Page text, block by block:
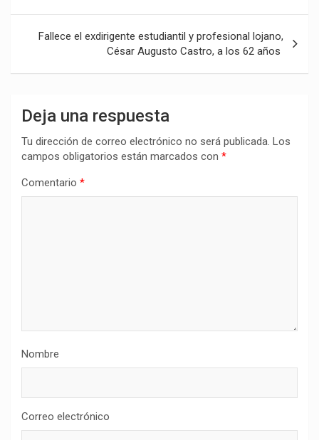
entradas
Fallece el exdirigente estudiantil y profesional lojano,
César Augusto Castro, a los 62 años
Deja una respuesta
Tu dirección de correo electrónico no será publicada. Los
campos obligatorios están marcados con *
Comentario *
Nombre
Correo electrónico